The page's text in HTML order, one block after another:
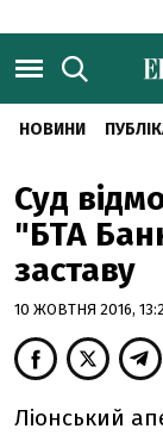
НОВИНИ
Суд
"БТА
заставу
10 ЖОВТНЯ 2016,
Ліонський